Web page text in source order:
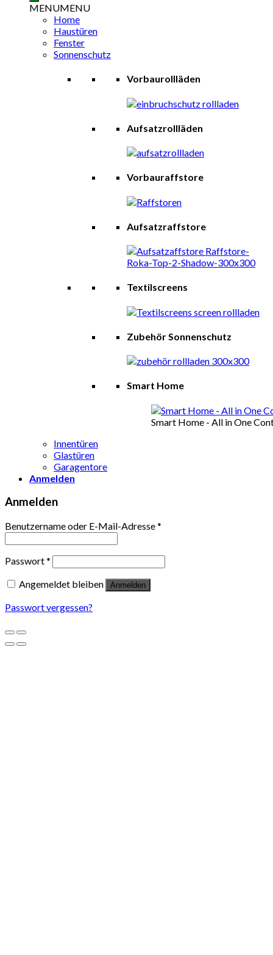
MENUMENU
Home
Haustüren
Fenster
Sonnenschutz
Vorbaurollläden
Aufsatzrollläden
Vorbauraffstore
Aufsatzraffstore
Textilscreens
Zubehör Sonnenschutz
Smart Home
Smart Home - All in One
Innentüren
Glastüren
Garagentore
Anmelden
Anmelden
Benutzername oder E-Mail-Adresse*
Passwort*
Angemeldet bleiben
Anmelden
Passwort vergessen?